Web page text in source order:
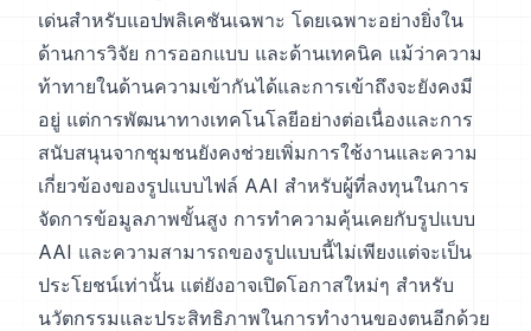
เด่นสำหรับแอปพลิเคชันเฉพาะ โดยเฉพาะอย่างยิ่งใน
ด้านการวิจัย การออกแบบ และด้านเทคนิค แม้ว่าความ
ท้าทายในด้านความเข้ากันได้และการเข้าถึงจะยังคงมี
อยู่ แต่การพัฒนาทางเทคโนโลยีอย่างต่อเนื่องและการ
สนับสนุนจากชุมชนยังคงช่วยเพิ่มการใช้งานและความ
เกี่ยวข้องของรูปแบบไฟล์ AAI สำหรับผู้ที่ลงทุนในการ
จัดการข้อมูลภาพขั้นสูง การทำความคุ้นเคยกับรูปแบบ
AAI และความสามารถของรูปแบบนี้ไม่เพียงแต่จะเป็น
ประโยชน์เท่านั้น แต่ยังอาจเปิดโอกาสใหม่ๆ สำหรับ
นวัตกรรมและประสิทธิภาพในการทำงานของตนอีกด้วย